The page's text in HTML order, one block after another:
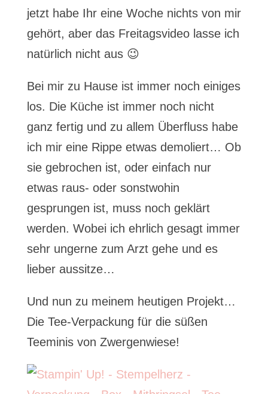
jetzt habe Ihr eine Woche nichts von mir
gehört, aber das Freitagsvideo lasse ich
natürlich nicht aus 😉
Bei mir zu Hause ist immer noch einiges
los. Die Küche ist immer noch nicht
ganz fertig und zu allem Überfluss habe
ich mir eine Rippe etwas demoliert… Ob
sie gebrochen ist, oder einfach nur
etwas raus- oder sonstwohin
gesprungen ist, muss noch geklärt
werden. Wobei ich ehrlich gesagt immer
sehr ungerne zum Arzt gehe und es
lieber aussitze…
Und nun zu meinem heutigen Projekt…
Die Tee-Verpackung für die süßen
Teeminis von Zwergenwiese!